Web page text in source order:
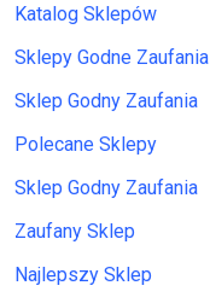
Katalog Sklepów
Sklepy Godne Zaufania
Sklep Godny Zaufania
Polecane Sklepy
Sklep Godny Zaufania
Zaufany Sklep
Najlepszy Sklep